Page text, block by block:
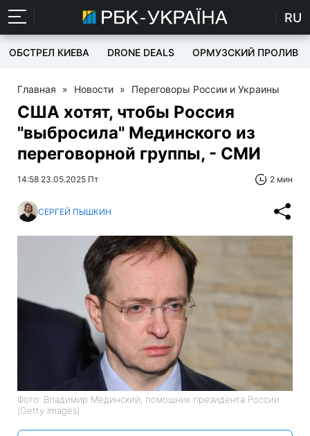
RU
ОБСТРЕЛ КИЕВА DRONE DEALS ОРМУЗСКИЙ ПРОЛИВ
Главная » Новости » Переговоры России и Украины
США хотят, чтобы Россия
"выбросила" Мединского из
переговорной группы, - СМИ
14:58 23.05.2025 Пт 2 мин
СЕРГЕЙ ПЫШКИН
Фото: Владимир Мединский, помощник президента России
(Getty Images)